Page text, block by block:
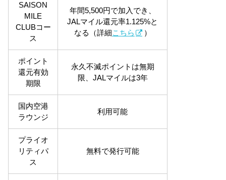
SAISON
MILE
CLUBコー
ス
年間5,500円で加入でき、
JALマイル還元率1.125%と
なる（詳細こちら ）
ポイント
還元有効
期限
永久不滅ポイントは無期
限、JALマイルは3年
国内空港
ラウンジ
利用可能
プライオ
リティパ
ス
無料で発行可能